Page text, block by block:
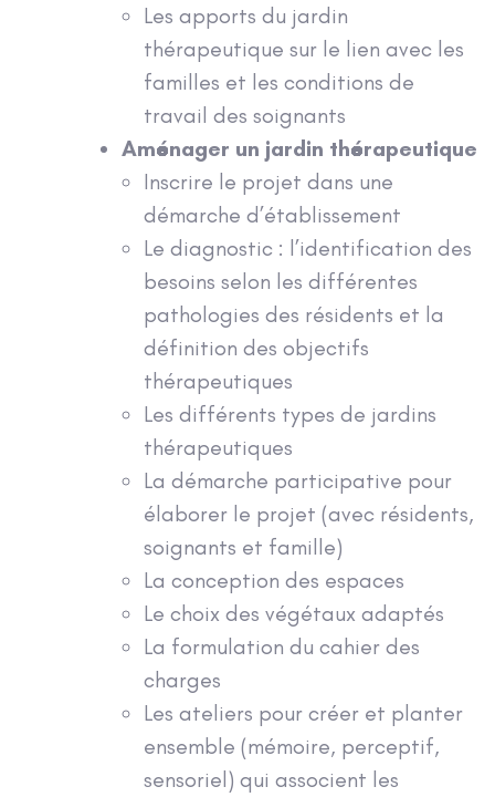
Les apports du jardin
thérapeutique sur le lien avec les
familles et les conditions de
travail des soignants
Aménager un jardin thérapeutique
Inscrire le projet dans une
démarche d’établissement
Le diagnostic : l’identification des
besoins selon les différentes
pathologies des résidents et la
définition des objectifs
thérapeutiques
Les différents types de jardins
thérapeutiques
La démarche participative pour
élaborer le projet (avec résidents,
soignants et famille)
La conception des espaces
Le choix des végétaux adaptés
La formulation du cahier des
charges
Les ateliers pour créer et planter
ensemble (mémoire, perceptif,
sensoriel) qui associent les